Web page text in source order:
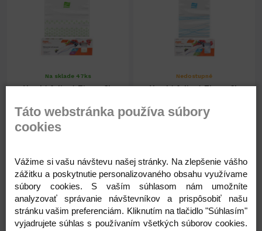
Na sklade 47ks
Vrecká foliové Zipper 3L
1,54 € - +
Nedostupné
Vrecká foliové Zipper 2L
1,62 € - +
Táto webstránka používa súbory
cookies
Vážime si vašu návštevu našej stránky. Na zlepšenie vášho
zážitku a poskytnutie personalizovaného obsahu využívame
súbory cookies. S vaším súhlasom nám umožníte
analyzovať správanie návštevníkov a prispôsobiť našu
stránku vašim preferenciám. Kliknutím na tlačidlo "Súhlasím"
vyjadrujete súhlas s používaním všetkých súborov cookies.